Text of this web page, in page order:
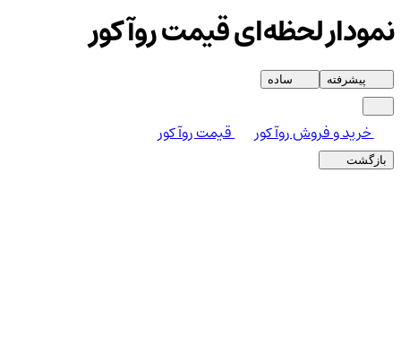
نمودار لحظه‌ای قیمت روآ کور
پیشرفته ساده
خرید و فروش روآ کور قیمت روآ کور
بازگشت